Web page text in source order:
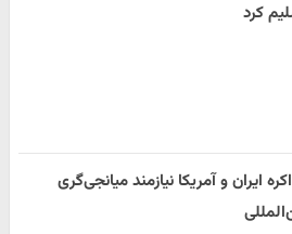
کرد
ایران و آمریکا نیازمند میانجی‌گری